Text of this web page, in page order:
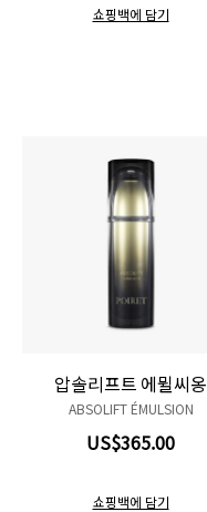
쇼핑백에 담기
압솔리프트 에뮐씨옹
ABSOLIFT ÉMULSION
US$365.00
쇼핑백에 담기